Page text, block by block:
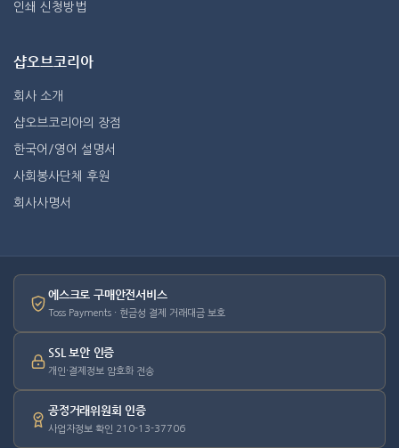
인쇄 신청방법
샵오브코리아
회사 소개
샵오브코리아의 장점
한국어/영어 설명서
사회봉사단체 후원
회사사명서
에스크로 구매안전서비스
Toss Payments · 현금성 결제 거래대금 보호
SSL 보안 인증
개인·결제정보 암호화 전송
공정거래위원회 인증
사업자정보 확인 210-13-37706